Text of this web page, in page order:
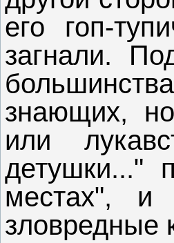
его гоп-
загнали.
знающих,
или
детушки..."
местах", и
зловредные